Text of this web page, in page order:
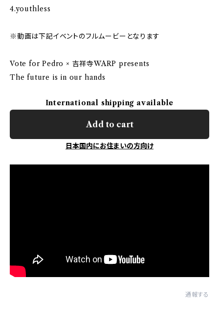
4.youthless
※動画は下記イベントのフルムービーとなります
Vote for Pedro × 吉祥寺WARP presents
The future is in our hands
International shipping available
Add to cart
日本国内にお住まいの方向け
通報する